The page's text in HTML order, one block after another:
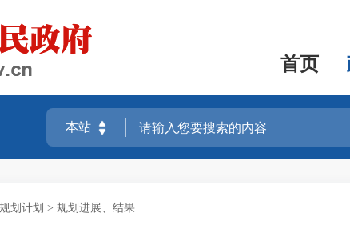
首页
规划计划 > 规划进展、结果